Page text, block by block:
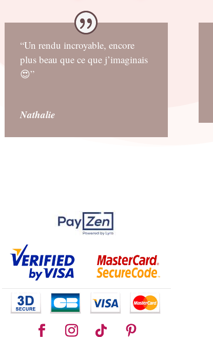
“Un rendu incroyable, encore
plus beau que ce que j’imaginais
😍”
Nathalie